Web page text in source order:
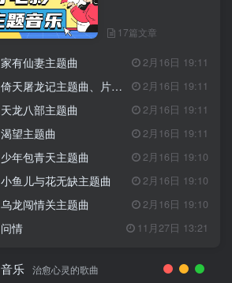
17篇文章
家有仙妻主题曲 2月16日 19:11
倚天屠龙记主题曲、片头曲 2月16日 19:11
天龙八部主题曲 2月16日 19:11
渴望主题曲 2月16日 19:11
少年包青天主题曲 2月16日 19:10
小鱼儿与花无缺主题曲 2月16日 19:10
乌龙闯情关主题曲 2月16日 19:10
问情 11月27日 13:21
音乐 治愈心灵的歌曲
GOGO社区–优质作者认证
广告商入驻流程
4月6日 07:24
热门
GOGO社区网站搭建(自助服务) 4月6日 06:51
电视剧主题曲
影视音乐
17篇文章
家有仙妻主题曲 2月16日 19:11
倚天屠龙记主题曲、片头曲 2月16日 19:11